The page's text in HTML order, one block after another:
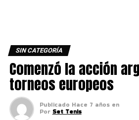
SIN CATEGORÍA
Comenzó la acción
torneos europeos
Publicado Hace 7 años en
Por Set Tenis